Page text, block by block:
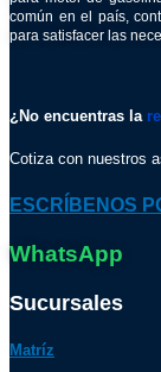
común en el país,
para satisfacer las
¿No encuentras la
Cotiza con nuestros
ESCRÍBENOS
WhatsApp
Sucursales
Matríz